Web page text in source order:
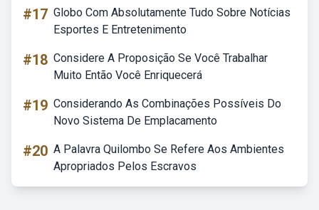
#17 Globo Com Absolutamente Tudo Sobre Notícias
Esportes E Entretenimento
#18 Considere A Proposição Se Você Trabalhar
Muito Então Você Enriquecerá
#19 Considerando As Combinações Possíveis Do
Novo Sistema De Emplacamento
#20 A Palavra Quilombo Se Refere Aos Ambientes
Apropriados Pelos Escravos